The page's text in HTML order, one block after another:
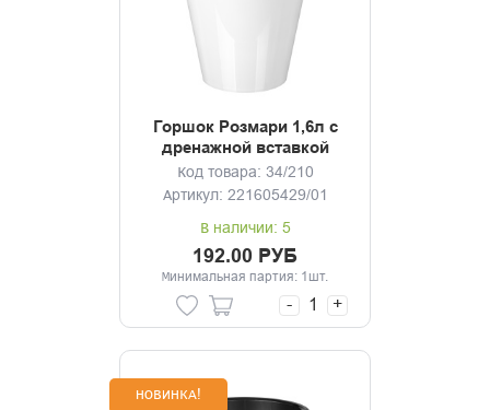
Горшок Розмари 1,6л с
дренажной вставкой
(белый)
Код товара: 34/210
Артикул: 221605429/01
В наличии: 5
192.00 РУБ
Минимальная партия: 1шт.
- +
НОВИНКА!